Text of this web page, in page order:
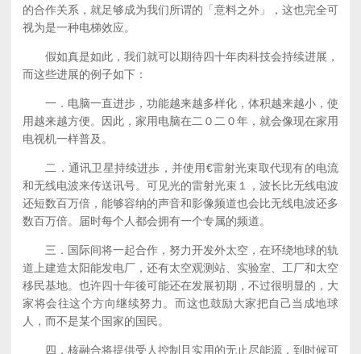
的合作关系，就足够成为我们所谓的「意料之外」，这也完全可
视为是一种电梯效应。
假如真是如此，我们就可以期待四十年肉科技会持续进展，
而这些进展的例子如下：
一．电脑一直进步，功能越来越多样化，体积越来越小，使
用越来越方便。因此，家用电脑在二０二０年，就会像现在家用
电视机一样普及。
二．通讯卫星持续进歩，并使用€雷射光束取代现有的电流
和无线电波来传送讯号。可见光的雷射光束１，波长比无线电波
还短数百万倍，能够容纳的声音和影像频道也会比无线电波还多
数百万倍。届时每个人都会拥有一个专属的频道。
三．国际间将一起合作，努力开发外太空，在环绕地球的轨
道上建造太阳能发电厂，还有太空观测站、实验室、工厂和太空
移民基地。也许四十年後可能还在发展初期，不过很明显的，大
家将会往这个方向继续努力。而这也鼓励大家把自己当成地球
人，而不是某个国家的国民。
四．核融合将提供受人控制且实用的无止尽能源，到时候可